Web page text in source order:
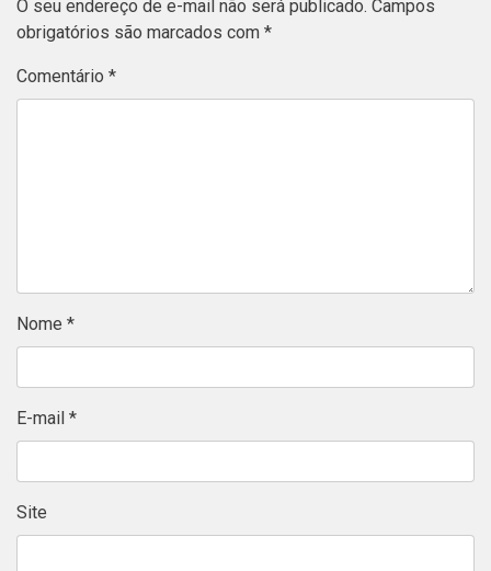
O seu endereço de e-mail não será publicado. Campos
obrigatórios são marcados com *
Comentário *
Nome *
E-mail *
Site